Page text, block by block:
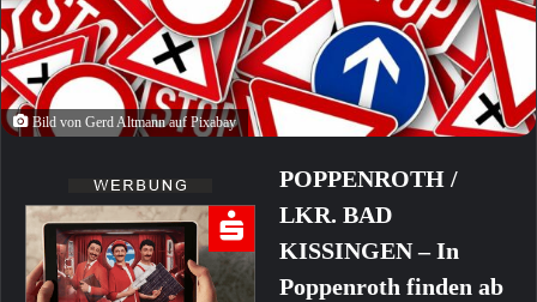
Bild von Gerd Altmann auf Pixabay
POPPENROTH /
LKR. BAD
KISSINGEN – In
Poppenroth finden ab